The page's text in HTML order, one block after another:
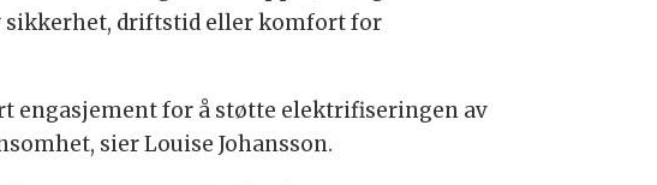
sikkerhet, driftstid eller komfort for
engasjement for å støtte elektrifiseringen av
sier Louise Johansson.